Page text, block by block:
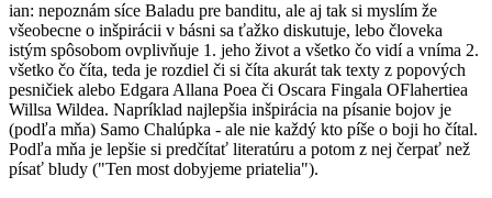
ian: nepoznám síce Baladu pre banditu, ale aj tak si myslím že
všeobecne o inšpirácii v básni sa ťažko diskutuje, lebo človeka
istým spôsobom ovplivňuje 1. jeho život a všetko čo vidí a vníma 2.
všetko čo číta, teda je rozdiel či si číta akurát tak texty z popových
pesničiek alebo Edgara Allana Poea či Oscara Fingala OFlahertiea
Willsa Wildea. Napríklad najlepšia inšpirácia na písanie bojov je
(podľa mňa) Samo Chalúpka - ale nie každý kto píše o boji ho čítal.
Podľa mňa je lepšie si predčítať literatúru a potom z nej čerpať než
písať bludy ("Ten most dobyjeme priatelia").